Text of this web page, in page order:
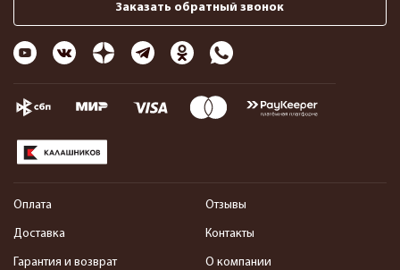
Заказать обратный звонок
Оплата
Доставка
Гарантия и возврат
Отзывы
Контакты
О компании